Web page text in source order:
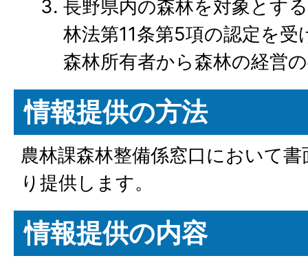
長野県内の森林を対象とす
林法第11条第5項の認定を
森林所有者から森林の経営
情報提供の方法
農林課森林整備係窓口において
り提供します。
情報提供の内容